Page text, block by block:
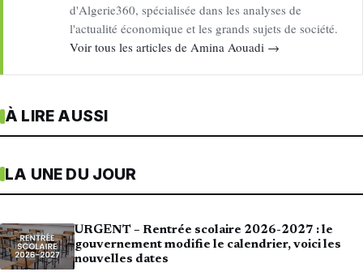
d'Algerie360, spécialisée dans les analyses de
l'actualité économique et les grands sujets de société.
Voir tous les articles de Amina Aouadi →
À LIRE AUSSI
LA UNE DU JOUR
URGENT – Rentrée scolaire 2026-2027 : le
gouvernement modifie le calendrier, voici les
nouvelles dates